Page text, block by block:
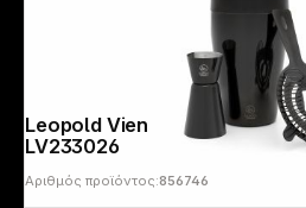
Leopold Vienna Bar Set Start 3 pcs. 500ml Acolon
LV233026
Αριθμός προϊόντος:856746